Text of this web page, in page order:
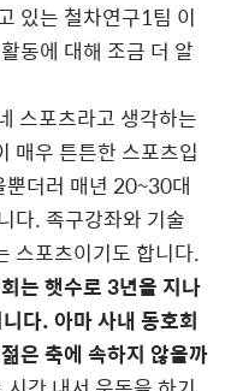
있는 철차연구1팀 이
동에 대해 조금 더 알
스포츠라고 생각하는
매우 튼튼한 스포츠입
더러 매년 20~30대
다. 족구강좌와 기술
스포츠이기도 합니다.
는 햇수로 3년을 지나
다. 아마 사내 동호회
은 축에 속하지 않을까